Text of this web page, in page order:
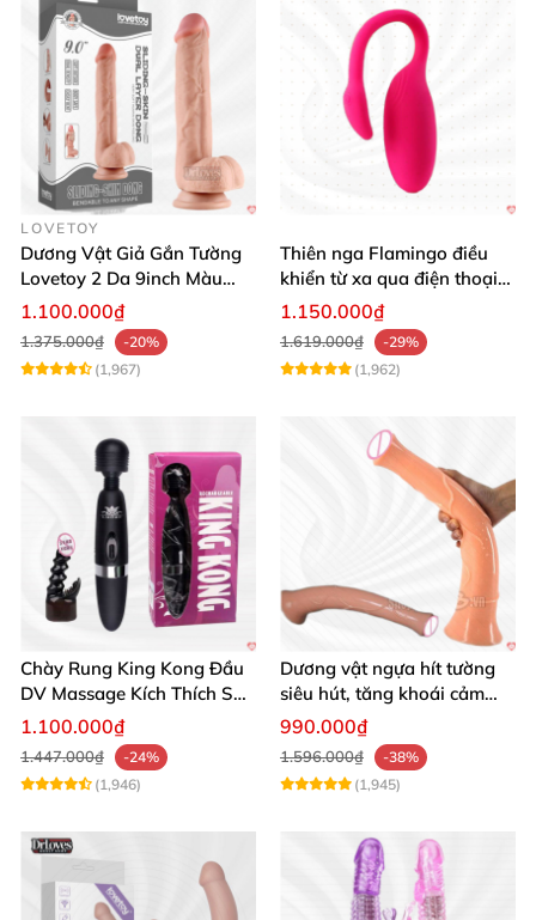
LOVETOY
Dương Vật Giả Gắn Tường
Lovetoy 2 Da 9inch Màu
Flesh Hàng Chính Hãng
1.100.000₫
1.375.000₫
-20%
(1,967)
Thiên nga Flamingo điều
khiển từ xa qua điện thoại
cực dễ dàng
1.150.000₫
1.619.000₫
-29%
(1,962)
Chày Rung King Kong Đầu
DV Massage Kích Thích Sâu
Mạnh Mẽ
1.100.000₫
1.447.000₫
-24%
(1,946)
Dương vật ngựa hít tường
siêu hút, tăng khoái cảm
tận hưởng
990.000₫
1.596.000₫
-38%
(1,945)